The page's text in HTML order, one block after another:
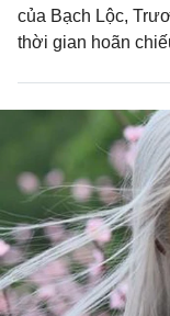
của Bạch Lộc,
thời gian hoãn